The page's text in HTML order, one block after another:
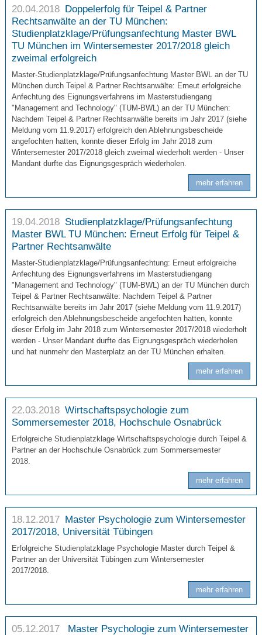
20.04.2018 Doppelerfolg für Teipel & Partner
Rechtsanwälte an der TU München:
Studienplatzklage/Prüfungsanfechtung Master BWL
TU München im Wintersemester 2017/2018 gleich
zweimal erfolgreich
Master-Studienplatzklage/Prüfungsanfechtung Master BWL an der TU
München durch Teipel & Partner Rechtsanwälte: Erneut erfolgreiche
Anfechtung des Eignungsverfahrens im Masterstudiengang
"Management and Technology" (TUM-BWL) an der TU München:
Nachdem Teipel & Partner Rechtsanwälte bereits im Jahr 2017 (siehe
Meldung vom 11.9.2017) erfolgreich den Ablehnungsbescheide
angefochten hatten, konnte dieser Erfolg im Jahr 2018 zum
Wintersemester 2017/2018 gleich zweimal wiederholt werden - Unser
Mandant durfte das Eignungsgespräch wiederholen.
mehr erfahren
19.04.2018 Studienplatzklage/Prüfungsanfechtung
Master BWL TU München: Erneut Erfolg für Teipel &
Partner Rechtsanwälte
Master-Studienplatzklage/Prüfungsanfechtung: Erneut erfolgreiche
Anfechtung des Eignungsverfahrens im Masterstudiengang
"Management and Technology" (TUM-BWL) an der TU München durch
Teipel & Partner Rechtsanwälte: Nachdem Teipel & Partner
Rechtsanwälte bereits im Jahr 2017 (siehe Meldung vom 11.9.2017)
erfolgreich den Ablehnungsbescheide angefochten hatten, konnte
dieser Erfolg im Jahr 2018 zum Wintersemester 2017/2018 wiederholt
werden - Unser Mandant durfte das Eignungsgespräch wiederholen
und hat nunmehr den Masterplatz an der TU München erhalten.
mehr erfahren
22.03.2018 Wirtschaftspsychologie zum
Sommersemester 2018, Hochschule Osnabrück
Erfolgreiche Studienplatzklage Wirtschaftspsychologie durch Teipel &
Partner an der Hochschule Osnabrück zum Sommersemester
2018.
mehr erfahren
18.12.2017 Master Psychologie zum Wintersemester
2017/2018, Universität Tübingen
Erfolgreiche Studienplatzklage Psychologie Master durch Teipel &
Partner an der Universität Tübingen zum Wintersemester
2017/2018.
mehr erfahren
05.12.2017
Master Psychologie zum Wintersemester